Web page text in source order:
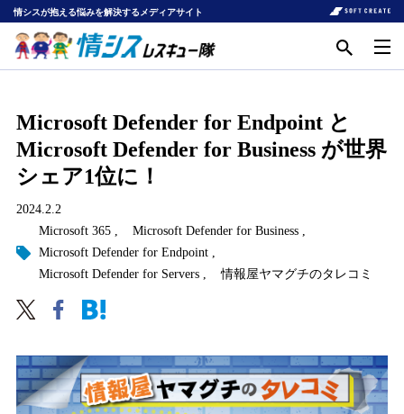
情シスが抱える悩みを解決するメディアサイト
Microsoft Defender for Endpoint と
Microsoft Defender for Business が世界
シェア1位に！
2024.2.2
Microsoft 365
Microsoft Defender for Business
Microsoft Defender for Endpoint
Microsoft Defender for Servers
情報屋ヤマグチのタレコミ